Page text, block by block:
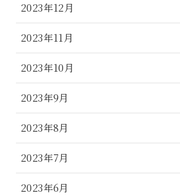
2023年12月
2023年11月
2023年10月
2023年9月
2023年8月
2023年7月
2023年6月